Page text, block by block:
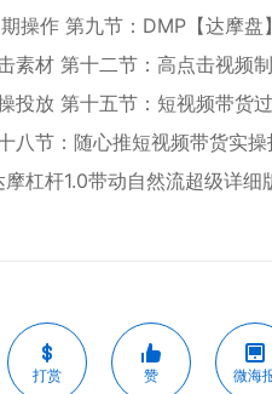
操作 第九节：DMP【达摩
素材 第十二节：高点击视频
投放 第十五节：短视频带货
八节：随心推短视频带货实
杠杆1.0带动自然流超级详
打赏 赞 微海